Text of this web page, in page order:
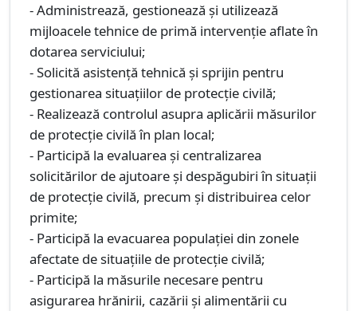
- Administrează, gestionează și utilizează
mijloacele tehnice de primă intervenție aflate în
dotarea serviciului;
- Solicită asistenţă tehnică şi sprijin pentru
gestionarea situaţiilor de protecţie civilă;
- Realizează controlul asupra aplicării măsurilor
de protecţie civilă în plan local;
- Participă la evaluarea şi centralizarea
solicitărilor de ajutoare şi despăgubiri în situaţii
de protecţie civilă, precum şi distribuirea celor
primite;
- Participă la evacuarea populaţiei din zonele
afectate de situaţiile de protecţie civilă;
- Participă la măsurile necesare pentru
asigurarea hrănirii, cazării şi alimentării cu